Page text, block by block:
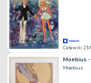
Catawiki
Moebius